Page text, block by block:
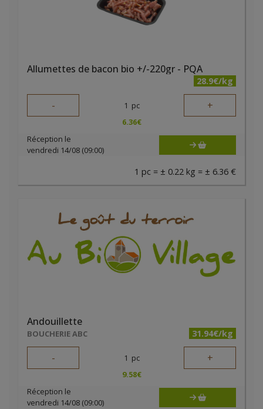
Allumettes de bacon bio +/-220gr - PQA
28.9€/kg
- 1 pc +
6.36€
Réception le
vendredi 14/08 (09:00)
1 pc = ± 0.22 kg = ± 6.36 €
Andouillette
BOUCHERIE ABC 31.94€/kg
- 1 pc +
9.58€
Réception le
vendredi 14/08 (09:00)